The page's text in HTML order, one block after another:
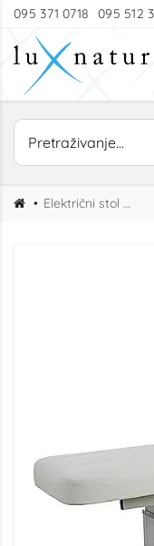
095 371 0718 095 512
Električni stol za masažu MUSE